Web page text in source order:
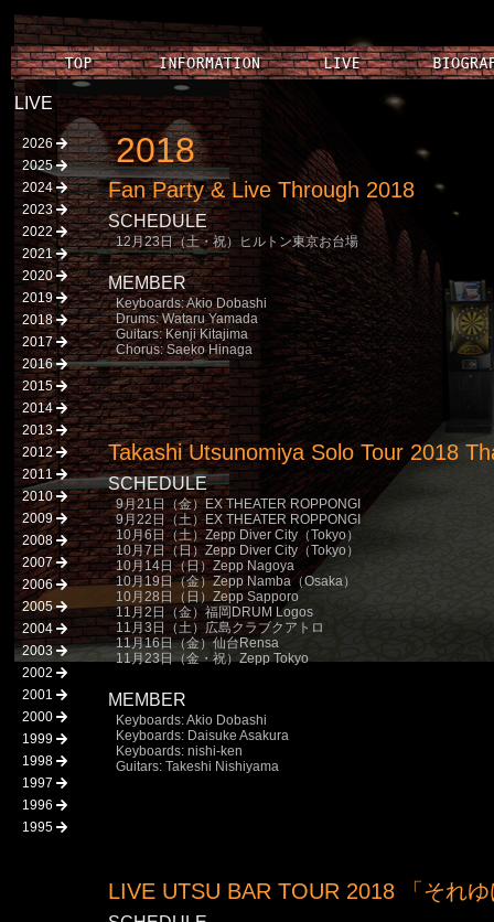
LIVE
2026
2025
2024
2023
2022
2021
2020
2019
2018
2017
2016
2015
2014
2013
2012
2011
2010
2009
2008
2007
2006
2005
2004
2003
2002
2001
2000
1999
1998
1997
1996
1995
2018
Fan Party & Live Through 2018
SCHEDULE
12月23日（土・祝）ヒルトン東京お台場
MEMBER
Keyboards: Akio Dobashi
Drums: Wataru Yamada
Guitars: Kenji Kitajima
Chorus: Saeko Hinaga
Takashi Utsunomiya Solo Tour 2018
SCHEDULE
9月21日（金）EX THEATER ROPPONGI
9月22日（土）EX THEATER ROPPONGI
10月6日（土）Zepp Diver City（Tokyo）
10月7日（日）Zepp Diver City（Tokyo）
10月14日（日）Zepp Nagoya
10月19日（金）Zepp Namba（Osaka）
10月28日（日）Zepp Sapporo
11月2日（金）福岡DRUM Logos
11月3日（土）広島クラブクアトロ
11月16日（金）仙台Rensa
11月23日（金・祝）Zepp Tokyo
MEMBER
Keyboards: Akio Dobashi
Keyboards: Daisuke Asakura
Keyboards: nishi-ken
Guitars: Takeshi Nishiyama
LIVE UTSU BAR TOUR 2018 「それ